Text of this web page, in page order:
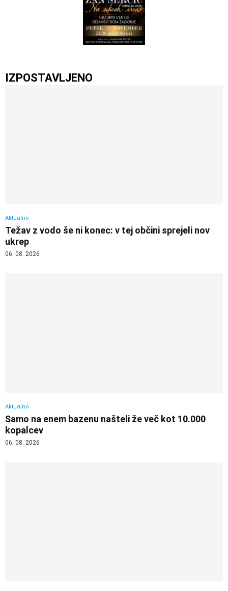
IZPOSTAVLJENO
Aktualno
Težav z vodo še ni konec: v tej občini sprejeli nov
ukrep
06. 08. 2026
Aktualno
Samo na enem bazenu našteli že več kot 10.000
kopalcev
06. 08. 2026